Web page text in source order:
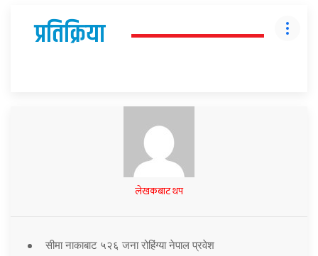
प्रतिक्रिया
लेखकबाट थप
सीमा नाकाबाट ५२६ जना रोहिंग्या नेपाल प्रवेश